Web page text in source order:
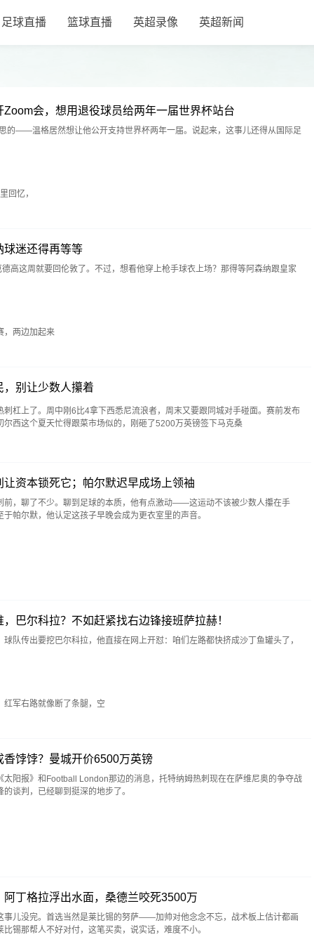
足球直播 篮球直播 英超录像 英超新闻
会，想用退役球员给两年一届世界杯站台
的——温格居然想让他公开支持世界杯两年一届。说起来，这事儿还得从国际足
忆，
球迷还得再等等
高这周就要回伦敦了。不过，想看他穿上枪手球衣上场？那得等阿森纳跟皇家
两边加起来
别让少数人攥着
杠上了。周中刚6比4拿下西悉尼流浪者，周末又要跟同城对手碰面。赛前发布
西这个夏天忙得跟菜市场似的，刚砸了5200万英镑签下马克桑
资本锁死它；帕尔默迟早成场上领袖
前，聊了不少。聊到足球的本质，他有点激动——这运动不该被少数人攥在手
帕尔默，他认定这孩子早晚会成为更衣室里的声音。
巴尔科拉？不如赶紧找右边锋接班萨拉赫！
队传出要挖巴尔科拉，他直接在网上开怼：咱们左路都快挤成沙丁鱼罐头了，
军右路就像断了条腿，空
饽饽？曼城开价6500万英镑
太阳报》和Football London那边的消息，托特纳姆热刺现在在萨维尼奥的争夺战
谈判，已经聊到挺深的地步了。
丁格拉浮出水面，桑德兰咬死3500万
事儿没完。首选当然是莱比锡的努萨——加帅对他念念不忘，战术板上估计都画
锡那帮人不好对付，这笔买卖，说实话，难度不小。